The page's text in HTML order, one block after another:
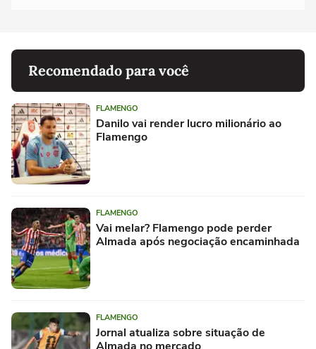
Recomendado para você
FLAMENGO
Danilo vai render lucro milionário ao
Flamengo
FLAMENGO
Vai melar? Flamengo pode perder
Almada após negociação encaminhada
FLAMENGO
Jornal atualiza sobre situação de